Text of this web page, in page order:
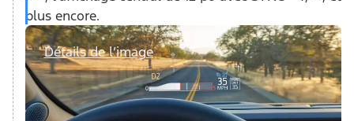
plus encore.
Détails de l’image